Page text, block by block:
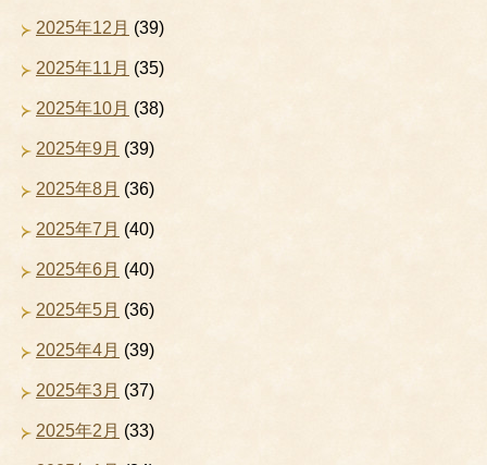
2025年12月 (39)
2025年11月 (35)
2025年10月 (38)
2025年9月 (39)
2025年8月 (36)
2025年7月 (40)
2025年6月 (40)
2025年5月 (36)
2025年4月 (39)
2025年3月 (37)
2025年2月 (33)